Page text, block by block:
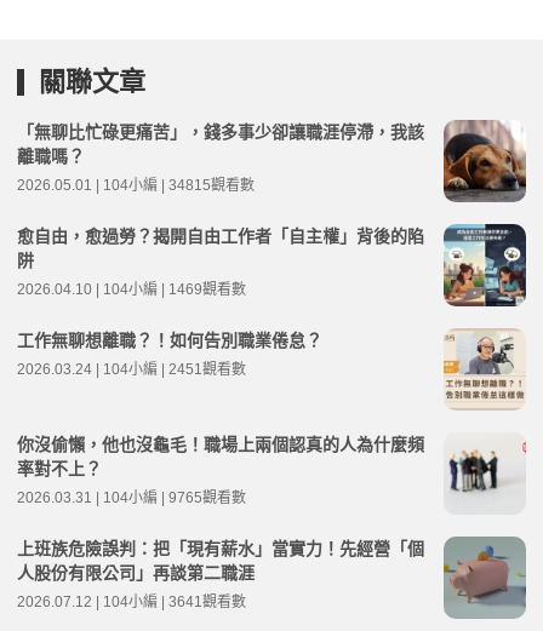
關聯文章
「無聊比忙碌更痛苦」，錢多事少卻讓職涯停滯，我該
離職嗎？
2026.05.01 | 104小編 | 34815觀看數
愈自由，愈過勞？揭開自由工作者「自主權」背後的陷
阱
2026.04.10 | 104小編 | 1469觀看數
工作無聊想離職？！如何告別職業倦怠？
2026.03.24 | 104小編 | 2451觀看數
你沒偷懶，他也沒龜毛！職場上兩個認真的人為什麼頻
率對不上？
2026.03.31 | 104小編 | 9765觀看數
上班族危險誤判：把「現有薪水」當實力！先經營「個
人股份有限公司」再談第二職涯
2026.07.12 | 104小編 | 3641觀看數